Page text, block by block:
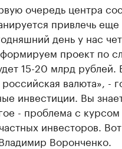
очередь центра
привлечь
день у нас
проект по
15-20 млрд рублей.
российская валюта», -
инвестиции. Вы
- проблема с
инвесторов.
Воронченко.